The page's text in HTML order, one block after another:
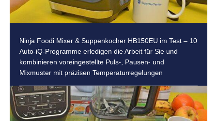
Ninja Foodi Mixer & Suppenkocher HB150EU im Test – 10
Auto-iQ-Programme erledigen die Arbeit für Sie und
kombinieren voreingestellte Puls-, Pausen- und
Mixmuster mit präzisen Temperaturregelungen